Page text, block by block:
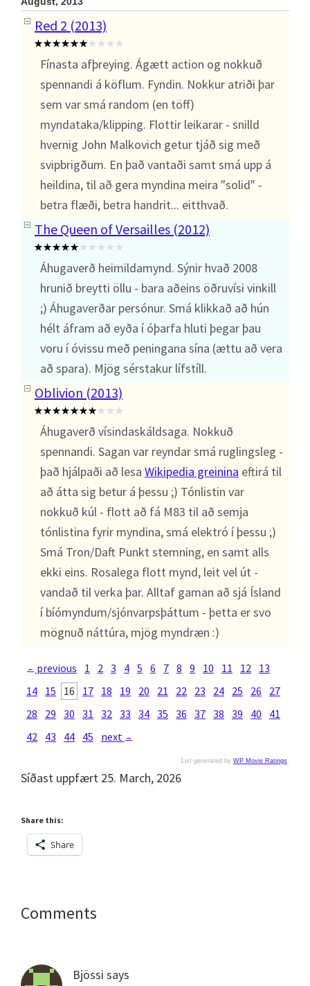
Red 2 (2013)
Fínasta afþreying. Ágætt action og nokkuð
spennandi á köflum. Fyndin. Nokkur atriði þar
sem var smá random (en töff)
myndataka/klipping. Flottir leikarar - snilld
hvernig John Malkovich getur tjáð sig með
svipbrigðum. En það vantaði samt smá upp á
heildina, til að gera myndina meira "solid" -
betra flæði, betra handrit... eitthvað.
The Queen of Versailles (2012)
Áhugaverð heimildamynd. Sýnir hvað 2008
hrunið breytti öllu - bara aðeins öðruvísi vinkill
;) Áhugaverðar persónur. Smá klikkað að hún
hélt áfram að eyða í óþarfa hluti þegar þau
voru í óvissu með peningana sína (ættu að vera
að spara). Mjög sérstakur lífstíll.
Oblivion (2013)
Áhugaverð vísindaskáldsaga. Nokkuð
spennandi. Sagan var reyndar smá ruglingsleg -
það hjálpaði að lesa Wikipedia greinina eftirá til
að átta sig betur á þessu ;) Tónlistin var
nokkuð kúl - flott að fá M83 til að semja
tónlistina fyrir myndina, smá elektró í þessu ;)
Smá Tron/Daft Punkt stemning, en samt alls
ekki eins. Rosalega flott mynd, leit vel út -
vandað til verka þar. Alltaf gaman að sjá Ísland
í bíómyndum/sjónvarpsþáttum - þetta er svo
mögnuð náttúra, mjög myndræn :)
← previous 1 2 3 4 5 6 7 8 9 10 11 12 13
14 15 16 17 18 19 20 21 22 23 24 25 26
27
28
29 30 31 32 33 34 35 36 37 38 39 40
41
42 43 44 45 next →
List generated by WP Movie Ratings.
Síðast uppfært 25. March, 2026
Share this:
Share
Reader
Comments
Bjössi says